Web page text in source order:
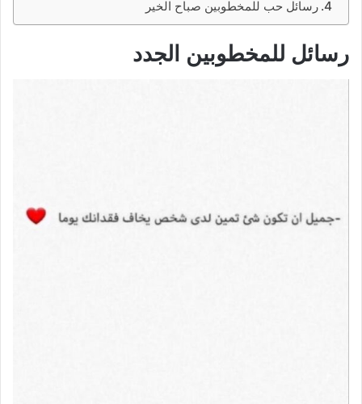
رسائل حب للمخطوبين صباح الخير
رسائل للمخطوبين الجدد